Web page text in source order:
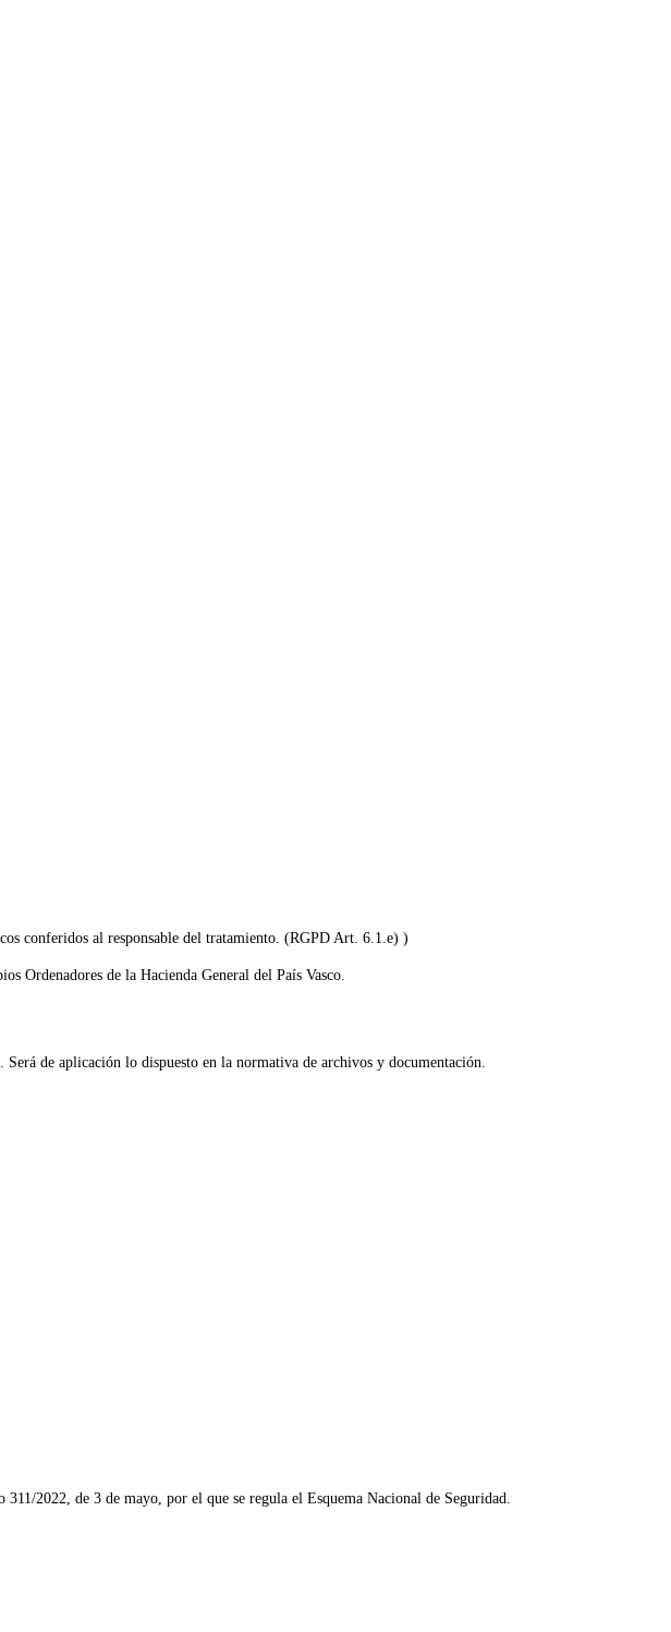
conferidos al responsable del tratamiento. (RGPD Art. 6.1.e) )
de la Hacienda General del País Vasco.
de aplicación lo dispuesto en la normativa de archivos y documentación.
2022, de 3 de mayo, por el que se regula el Esquema Nacional de Seguridad.